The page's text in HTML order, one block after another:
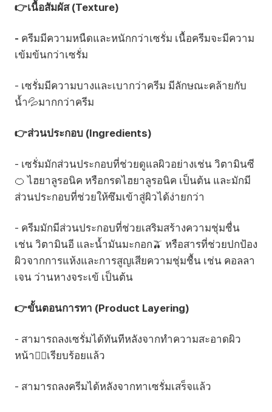
👉เนื้อสัมผัส (Texture)
- ครีมมีความหนืดและหนักกว่าเซรั่ม เนื้อครีมจะมีความ
เข้มข้นกว่าเซรั่ม
- เซรั่มมีความบางและเบากว่าครีม มีลักษณะคล้ายกับ
น้ำ💦มากกว่าครีม
👉ส่วนประกอบ (Ingredients)
- เซรั่มมักส่วนประกอบที่ช่วยดูแลผิวอย่างเช่น วิตามินซี
🍊 ไฮยาลูรอนิค หรือกรดไฮยาลูรอนิค เป็นต้น และมักมี
ส่วนประกอบที่ช่วยให้ซึมเข้าสู่ผิวได้ง่ายกว่า
- ครีมมักมีส่วนประกอบที่ช่วยเสริมสร้างความชุ่มชื่น
เช่น วิตามินอี และน้ำมันมะกอก🫒 หรือสารที่ช่วยปกป้อง
ผิวจากการแห้งและการสูญเสียความชุ่มชื้น เช่น คอลลา
เจน ว่านหางจระเข้ เป็นต้น
👉ขั้นตอนการทา (Product Layering)
- สามารถลงเซรั่มได้ทันทีหลังจากทำความสะอาดผิว
หน้า👱‍♀️เรียบร้อยแล้ว
- สามารถลงครีมได้หลังจากทาเซรั่มเสร็จแล้ว